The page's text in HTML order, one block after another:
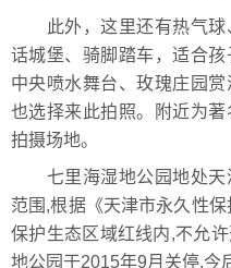
此外，这里还有热气球
话城堡、骑脚踏车，适合孩
中央喷水舞台、玫瑰庄园
也选择来此拍照。附近为
拍摄场地。
七里海湿地公园地处天
范围,根据《天津市永久性
保护生态区域红线内,不允
地公园于2015年9月关停,今